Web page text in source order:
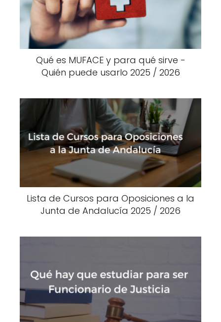
Qué es MUFACE y para qué sirve -
Quién puede usarlo 2025 / 2026
Lista de Cursos para Oposiciones a la
Junta de Andalucía 2025 / 2026